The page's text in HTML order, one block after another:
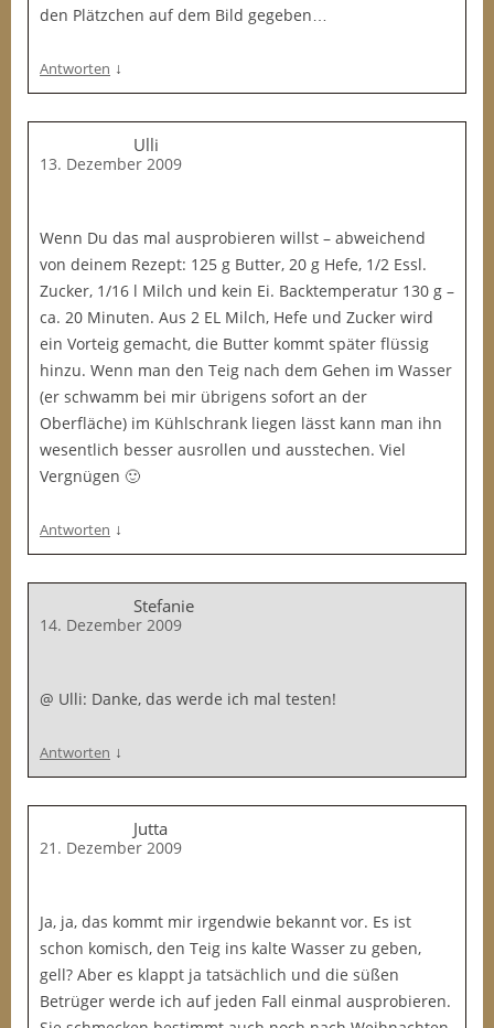
den Plätzchen auf dem Bild gegeben…
Antworten ↓
Ulli
13. Dezember 2009
Wenn Du das mal ausprobieren willst – abweichend
von deinem Rezept: 125 g Butter, 20 g Hefe, 1/2 Essl.
Zucker, 1/16 l Milch und kein Ei. Backtemperatur 130 g –
ca. 20 Minuten. Aus 2 EL Milch, Hefe und Zucker wird
ein Vorteig gemacht, die Butter kommt später flüssig
hinzu. Wenn man den Teig nach dem Gehen im Wasser
(er schwamm bei mir übrigens sofort an der
Oberfläche) im Kühlschrank liegen lässt kann man ihn
wesentlich besser ausrollen und ausstechen. Viel
Vergnügen 🙂
Antworten ↓
Stefanie
14. Dezember 2009
@ Ulli: Danke, das werde ich mal testen!
Antworten ↓
Jutta
21. Dezember 2009
Ja, ja, das kommt mir irgendwie bekannt vor. Es ist
schon komisch, den Teig ins kalte Wasser zu geben,
gell? Aber es klappt ja tatsächlich und die süßen
Betrüger werde ich auf jeden Fall einmal ausprobieren.